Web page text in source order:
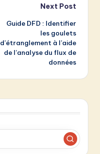
Next Post
Guide DFD : Identifier
les goulets
d’étranglement à l’aide
de l’analyse du flux de
données